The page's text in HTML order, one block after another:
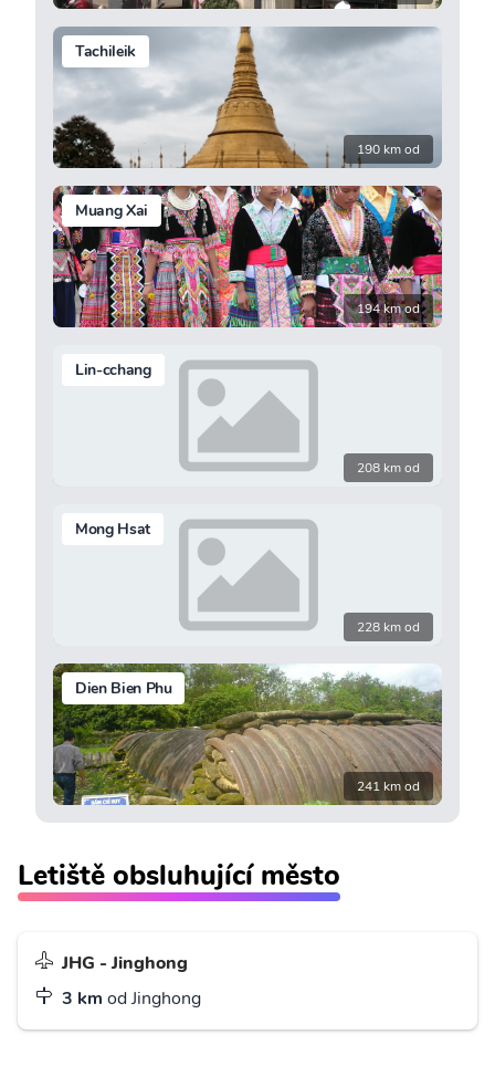
Tachileik
190 km od
Muang Xai
194 km od
Lin-cchang
208 km od
Mong Hsat
228 km od
Dien Bien Phu
241 km od
Letiště obsluhující město
JHG - Jinghong
3 km od Jinghong